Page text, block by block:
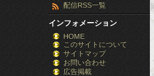
配信RSS一覧
インフォメーション
HOME
このサイトについて
サイトマップ
お問い合わせ
広告掲載